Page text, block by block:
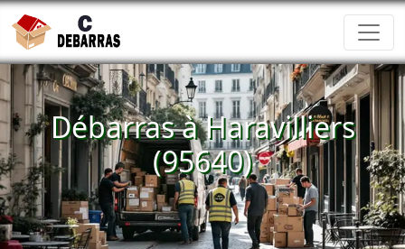
Débarras à Haravilliers
(95640)